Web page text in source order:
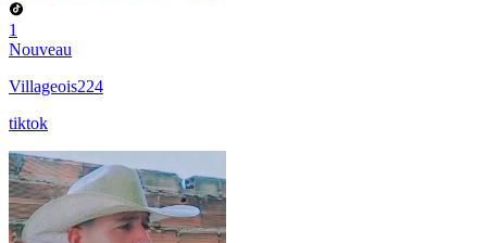
1
Nouveau
Villageois224
tiktok